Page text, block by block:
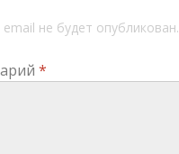
не будет опубликован.
*